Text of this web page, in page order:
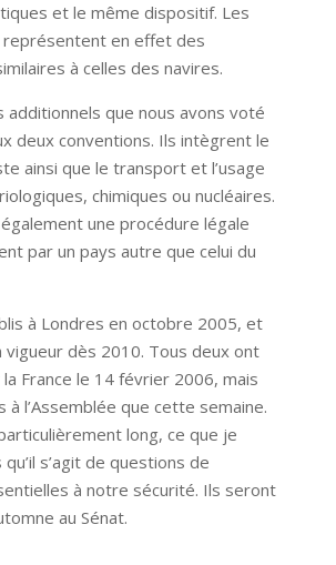
et le même dispositif. Les
en effet des
à celles des navires.
additionnels que nous avons voté
deux conventions. Ils intègrent le
ainsi que le transport et l’usage
chimiques ou nucléaires.
une procédure légale
par un pays autre que celui du
à Londres en octobre 2005, et
dès 2010. Tous deux ont
France le 14 février 2006, mais
à l’Assemblée que cette semaine.
long, ce que je
s’agit de questions de
à notre sécurité. Ils seront
au Sénat.